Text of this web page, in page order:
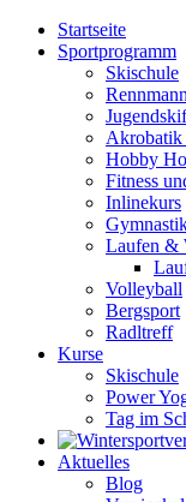
Zum
Inhalt
Startseite
Sportprogramm
Skischule
Akrobatik
Hobby
Fitness
Inlinekurs
Laufen &
Volleyball
Bergsport
Radltreff
Kurse
Skischule
Power
Tag im
Aktuelles
Blog